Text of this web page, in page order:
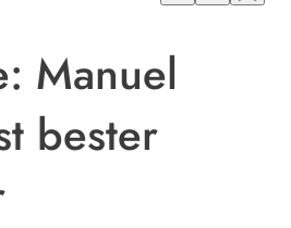
Manuel
bester